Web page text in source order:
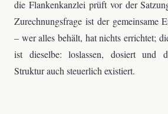
die Flankenkanzlei prüft vor der
Zurechnungsfrage ist der gemeinsame
– wer alles behält, hat nichts errichtet;
ist dieselbe: loslassen, dosiert und
Struktur auch steuerlich existiert.